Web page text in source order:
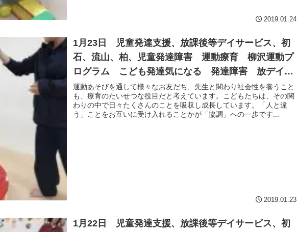
2019.01.24
1月23日 児童発達支援、放課後等デイサービス、初
石、流山、柏、児童発達障害 運動療育 柳沢運動プ
ログラム こども発達気になる 発達障害 放デイ
自閉症 学習障害 LD ADHD アスペルガー症候群
運動あそびを通して様々なお友だち、先生と関わり社会性を養うこと
も、療育のたいせつな役目だと考えています。こどもたちは、その関
わりの中で日々たくさんのことを吸収し成長しています。「人と違
う」ことをお互いに受け入れることかが「協調」への一歩です...
2019.01.23
1月22日 児童発達支援、放課後等デイサービス、初